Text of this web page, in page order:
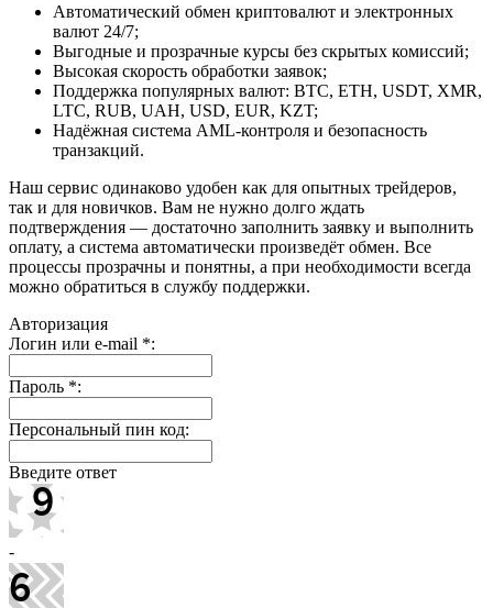
Автоматический обмен криптовалют и электронных
валют 24/7;
Выгодные и прозрачные курсы без скрытых комиссий;
Высокая скорость обработки заявок;
Поддержка популярных валют: BTC, ETH, USDT, XMR,
LTC, RUB, UAH, USD, EUR, KZT;
Надёжная система AML-контроля и безопасность
транзакций.
Наш сервис одинаково удобен как для опытных трейдеров,
так и для новичков. Вам не нужно долго ждать
подтверждения — достаточно заполнить заявку и выполнить
оплату, а система автоматически произведёт обмен. Все
процессы прозрачны и понятны, а при необходимости всегда
можно обратиться в службу поддержки.
Авторизация
Логин или e-mail *:
Пароль *:
Персональный пин код:
Введите ответ
-